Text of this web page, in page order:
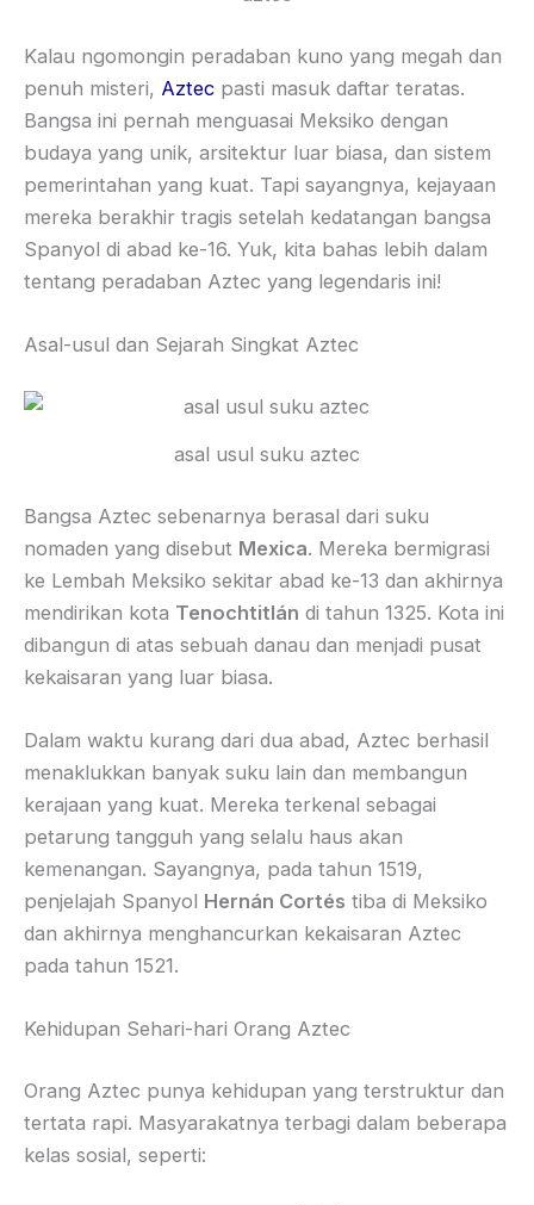
Kalau ngomongin peradaban kuno yang megah dan
penuh misteri, Aztec pasti masuk daftar teratas.
Bangsa ini pernah menguasai Meksiko dengan
budaya yang unik, arsitektur luar biasa, dan sistem
pemerintahan yang kuat. Tapi sayangnya, kejayaan
mereka berakhir tragis setelah kedatangan bangsa
Spanyol di abad ke-16. Yuk, kita bahas lebih dalam
tentang peradaban Aztec yang legendaris ini!
Asal-usul dan Sejarah Singkat Aztec
asal usul suku aztec
Bangsa Aztec sebenarnya berasal dari suku
nomaden yang disebut Mexica. Mereka bermigrasi
ke Lembah Meksiko sekitar abad ke-13 dan akhirnya
mendirikan kota Tenochtitlán di tahun 1325. Kota ini
dibangun di atas sebuah danau dan menjadi pusat
kekaisaran yang luar biasa.
Dalam waktu kurang dari dua abad, Aztec berhasil
menaklukkan banyak suku lain dan membangun
kerajaan yang kuat. Mereka terkenal sebagai
petarung tangguh yang selalu haus akan
kemenangan. Sayangnya, pada tahun 1519,
penjelajah Spanyol Hernán Cortés tiba di Meksiko
dan akhirnya menghancurkan kekaisaran Aztec
pada tahun 1521.
Kehidupan Sehari-hari Orang Aztec
Orang Aztec punya kehidupan yang terstruktur dan
tertata rapi. Masyarakatnya terbagi dalam beberapa
kelas sosial, seperti: